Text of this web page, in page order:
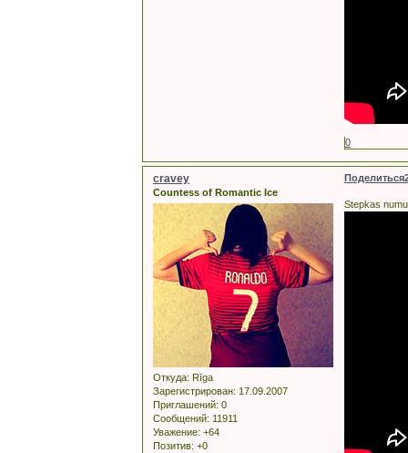
0
Поделиться
cravey
Countess of Romantic Ice
Откуда: Rīga
Зарегистрирован: 17.09.2007
Приглашений: 0
Сообщений: 11911
Уважение: +64
Позитив: +0
Stepkas